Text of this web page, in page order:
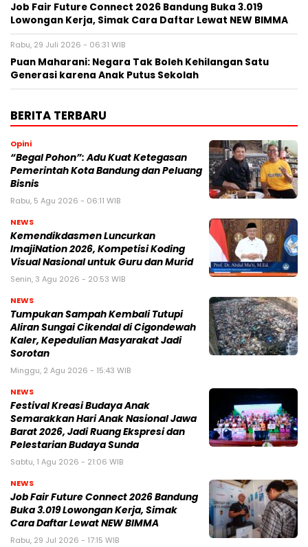
Job Fair Future Connect 2026 Bandung Buka 3.019
Lowongan Kerja, Simak Cara Daftar Lewat NEW BIMMA
Rabu, 29 Juli 2026 - 06:31 WIB
Puan Maharani: Negara Tak Boleh Kehilangan Satu
Generasi karena Anak Putus Sekolah
BERITA TERBARU
Opini
“Begal Pohon”: Adu Kuat Ketegasan
Pemerintah Kota Bandung dan Peluang
Bisnis
Rabu, 5 Agu 2026 - 06:11 WIB
NEWS
Kemendikdasmen Luncurkan
ImajiNation 2026, Kompetisi Koding
Visual Nasional untuk Guru dan Murid
Senin, 3 Agu 2026 - 20:53 WIB
NEWS
Tumpukan Sampah Kembali Tutupi
Aliran Sungai Cikendal di Cigondewah
Kaler, Kepedulian Masyarakat Jadi
Sorotan
Minggu, 2 Agu 2026 - 15:43 WIB
NEWS
Festival Kreasi Budaya Anak
Semarakkan Hari Anak Nasional Jawa
Barat 2026, Jadi Ruang Ekspresi dan
Pelestarian Budaya Sunda
Sabtu, 1 Agu 2026 - 21:06 WIB
NEWS
Job Fair Future Connect 2026 Bandung
Buka 3.019 Lowongan Kerja, Simak
Cara Daftar Lewat NEW BIMMA
Rabu, 29 Jul 2026 - 17:15 WIB